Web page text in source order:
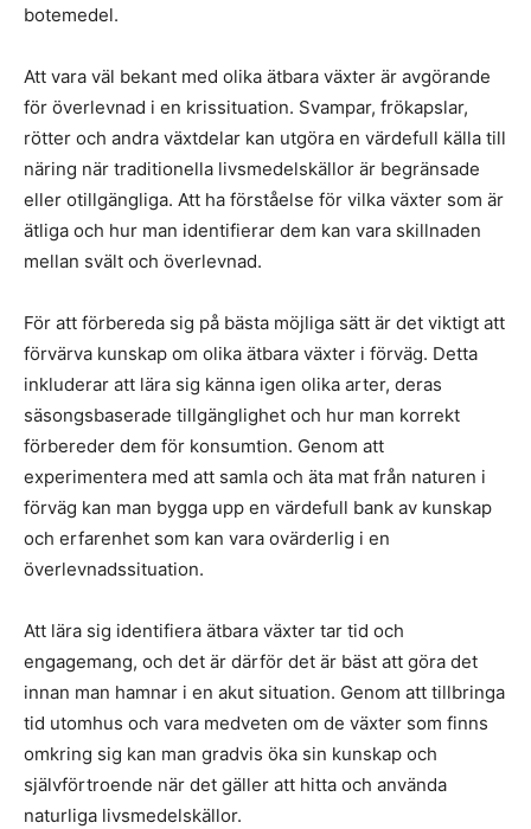
botemedel.
Att vara väl bekant med olika ätbara växter är avgörande
för överlevnad i en krissituation. Svampar, frökapslar,
rötter och andra växtdelar kan utgöra en värdefull källa till
näring när traditionella livsmedelskällor är begränsade
eller otillgängliga. Att ha förståelse för vilka växter som är
ätliga och hur man identifierar dem kan vara skillnaden
mellan svält och överlevnad.
För att förbereda sig på bästa möjliga sätt är det viktigt att
förvärva kunskap om olika ätbara växter i förväg. Detta
inkluderar att lära sig känna igen olika arter, deras
säsongsbaserade tillgänglighet och hur man korrekt
förbereder dem för konsumtion. Genom att
experimentera med att samla och äta mat från naturen i
förväg kan man bygga upp en värdefull bank av kunskap
och erfarenhet som kan vara ovärderlig i en
överlevnadssituation.
Att lära sig identifiera ätbara växter tar tid och
engagemang, och det är därför det är bäst att göra det
innan man hamnar i en akut situation. Genom att tillbringa
tid utomhus och vara medveten om de växter som finns
omkring sig kan man gradvis öka sin kunskap och
självförtroende när det gäller att hitta och använda
naturliga livsmedelskällor.